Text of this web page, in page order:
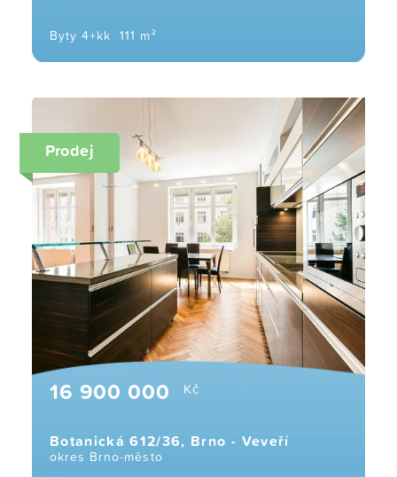
Byty 4+kk 111 m²
16 900 000 Kč
Botanická 612/36, Brno - Veveří
okres Brno-město
Prodej